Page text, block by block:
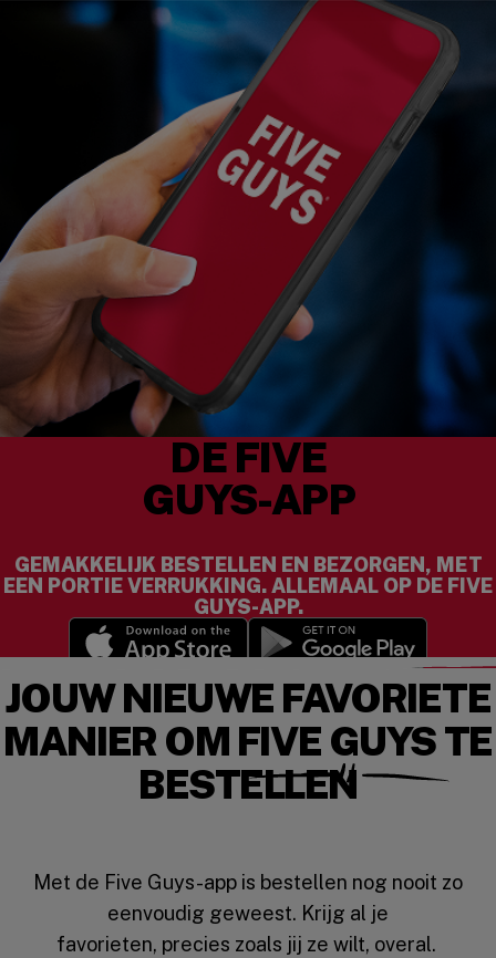
DE FIVE
GUYS-APP
GEMAKKELIJK BESTELLEN EN BEZORGEN, MET
EEN PORTIE VERRUKKING. ALLEMAAL OP DE FIVE
GUYS-APP.
(opens in a new window)(opens in a new
JOUW NIEUWE FAVORIETE
MANIER OM FIVE GUYS TE
BESTELLEN
Met de Five Guys-app is bestellen nog nooit zo
eenvoudig geweest. Krijg al je
favorieten, precies zoals jij ze wilt, overal.